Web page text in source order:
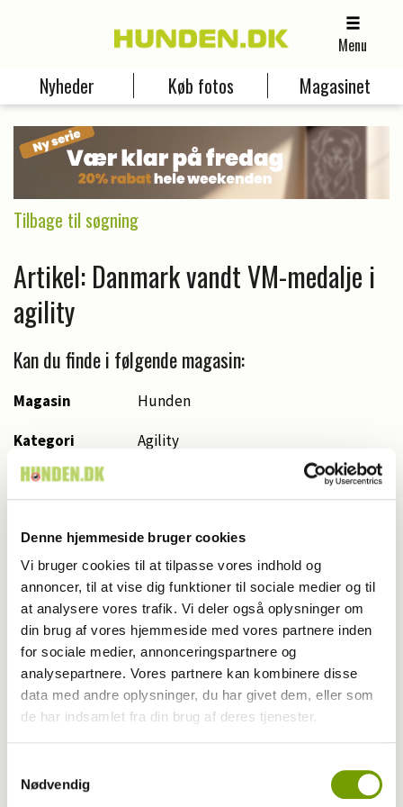
Denne hjemmeside bruger cookies
Vi bruger cookies til at tilpasse vores indhold og
annoncer, til at vise dig funktioner til sociale medier og til
at analysere vores trafik. Vi deler også oplysninger om
din brug af vores hjemmeside med vores partnere inden
for sociale medier, annonceringspartnere og
analysepartnere. Vores partnere kan kombinere disse
data med andre oplysninger, du har givet dem, eller som
de har indsamlet fra din brug af deres tjenester.
Nødvendig
Menu
Nyheder Køb fotos Magasinet
Tilbage til søgning
Artikel: Danmark vandt VM-medalje i
agility
Kan du finde i følgende magasin:
Magasin
Hunden
Kategori
Agility
Udgivet år
Start side nr.
24
Antal sider
Skribent
Sabine Serwin
Fotograf
Jens Ole Nielsen
Agility